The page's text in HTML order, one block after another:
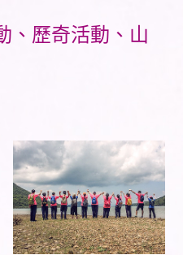
、歷奇活動、山